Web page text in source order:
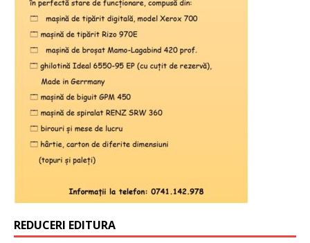
REDUCERI EDITURA